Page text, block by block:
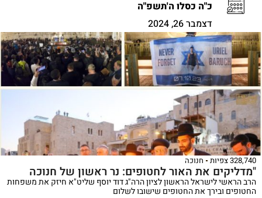
כ"ה כסלו ה'תשפ"ה
דצמבר 26, 2024
328,740 צפיות חנוכה
"מדליקים את האור לחטופים: נר ראשון של חנוכה
הרב הראשי לישראל הראשון לציון הרה"ג דוד יוסף שליט"א חיזק את משפחות
החטופים ובירך את החטופים שישובו לשלום